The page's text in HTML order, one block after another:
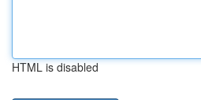
HTML is disabled